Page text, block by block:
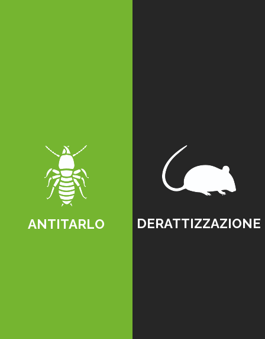
ANTITARLO DERATTIZZAZIONE